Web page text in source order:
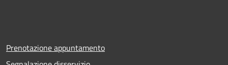
Prenotazione appuntamento